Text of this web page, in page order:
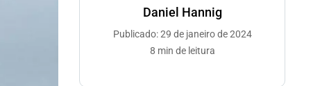
Daniel Hannig
Publicado: 29 de janeiro de 2024
8 min de leitura